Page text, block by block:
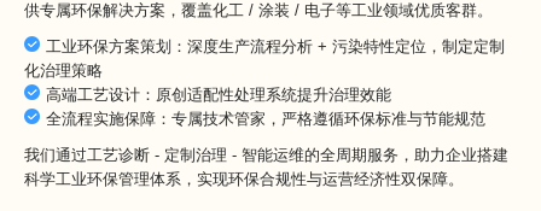
供专属环保解决方案，覆盖化工 / 涂装 / 电子等工业领域优质客群。
工业环保方案策划：深度生产流程分析 + 污染特性定位，制定定制
化治理策略
高端工艺设计：原创适配性处理系统提升治理效能
全流程实施保障：专属技术管家，严格遵循环保标准与节能规范
我们通过工艺诊断 - 定制治理 - 智能运维的全周期服务，助力企业搭建
科学工业环保管理体系，实现环保合规性与运营经济性双保障。